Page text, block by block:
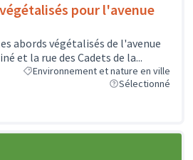
pour l'avenue
abords végétalisés de l'avenue
et la rue des Cadets de la...
Environnement et nature en ville
Sélectionné